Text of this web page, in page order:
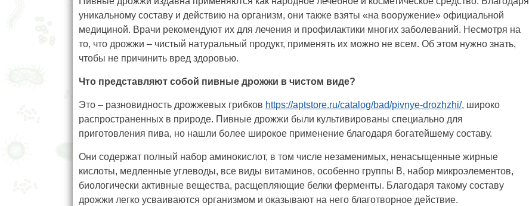
уникальному составу и действию на организм, они также взяты «на вооружение» официальной
медициной. Врачи рекомендуют их для лечения и профилактики многих заболеваний. Несмотря на
то, что дрожжи – чистый натуральный продукт, применять их можно не всем. Об этом нужно знать,
чтобы не причинить вред здоровью.
Что представляют собой пивные дрожжи в чистом виде?
Это – разновидность дрожжевых грибков https://aptstore.ru/catalog/bad/pivnye-drozhzhi/, широко
распространенных в природе. Пивные дрожжи были культивированы специально для
приготовления пива, но нашли более широкое применение благодаря богатейшему составу.
Они содержат полный набор аминокислот, в том числе незаменимых, ненасыщенные жирные
кислоты, медленные углеводы, все виды витаминов, особенно группы В, набор микроэлементов,
биологически активные вещества, расщепляющие белки ферменты. Благодаря такому составу
дрожжи легко усваиваются организмом и оказывают на него благотворное действие.